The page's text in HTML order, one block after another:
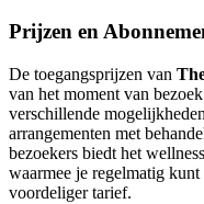
Prijzen en
De toegangsprijzen van
van het moment van
verschillende
arrangementen met
bezoekers biedt het
waarmee je regelmatig
voordeliger tarief.